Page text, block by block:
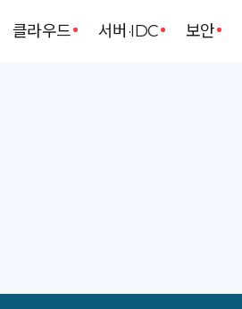
클라우드 서버·IDC 보안